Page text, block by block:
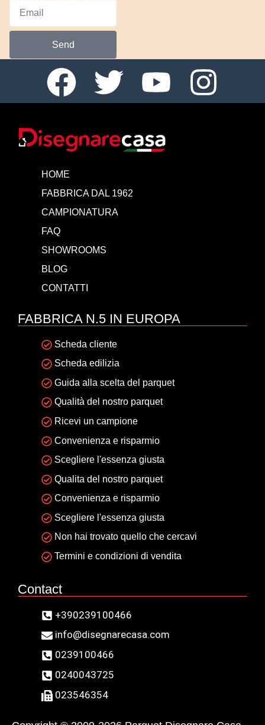
Send
HOME
FABBRICA DAL 1962
CAMPIONATURA
FAQ
SHOWROOMS
BLOG
CONTATTI
FABBRICA N.5 IN EUROPA
Scheda cliente
Scheda edilizia
Guida alla scelta del parquet
Qualità del nostro parquet
Ricevi un campione
Convenienza e risparmio
Scegliere l'essenza giusta
Qualita del nostro parquet
Convenienza e risparmio
Scegliere l'essenza giusta
Non hai trovato quello che cercavi
Termini e condizioni di vendita
Contact
+390239100466
info@disegnarecasa.com
0239100466
0240043725
023546354